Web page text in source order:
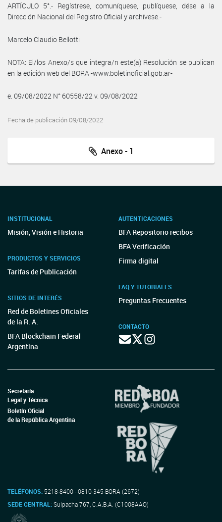
ARTÍCULO 5°.- Regístrese, comuníquese, publíquese, dése a la
Dirección Nacional del Registro Oficial y archívese.-
Marcelo Claudio Bellotti
NOTA: El/los Anexo/s que integra/n este(a) Resolución se publican
en la edición web del BORA -www.boletinoficial.gob.ar-
e. 09/08/2022 N° 60558/22 v. 09/08/2022
Fecha de publicación 09/08/2022
Anexo - 1
INSTITUCIONAL
Misión, Visión e Historia
PRODUCTOS Y SERVICIOS
Tarifas de Publicación
SITIOS DE INTERÉS
Red de Boletines Oficiales
de la R. A.
BFA Blockchain Federal
Argentina
AUTENTICACIONES
BFA Repositorio recibos
BFA Verificación
Firma digital
FAQ Y TUTORIALES
Preguntas Frecuentes
CONTACTO
Secretaría
Legal y Técnica
Boletín Oficial
de la República Argentina
TELÉFONOS: 5218-8400 - 0810-345-BORA (2672)
SEDE CENTRAL:Suipacha 767, C.A.B.A. (C1008AAO)